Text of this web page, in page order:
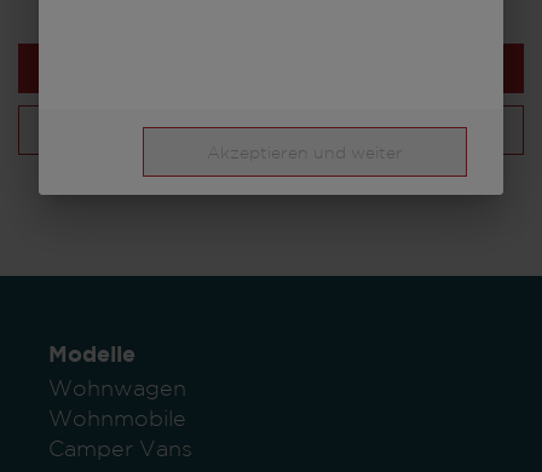
Deine Konfiguration
Modelle
Wohnwagen
Wohnmobile
Camper Vans
Akzeptieren und weiter